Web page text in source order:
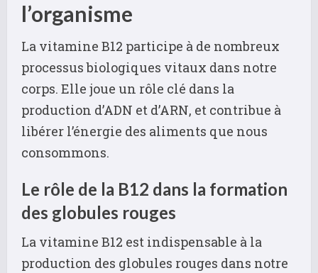
l’organisme
La vitamine B12 participe à de nombreux
processus biologiques vitaux dans notre
corps. Elle joue un rôle clé dans la
production d’ADN et d’ARN, et contribue à
libérer l’énergie des aliments que nous
consommons.
Le rôle de la B12 dans la formation
des globules rouges
La vitamine B12 est indispensable à la
production des globules rouges dans notre